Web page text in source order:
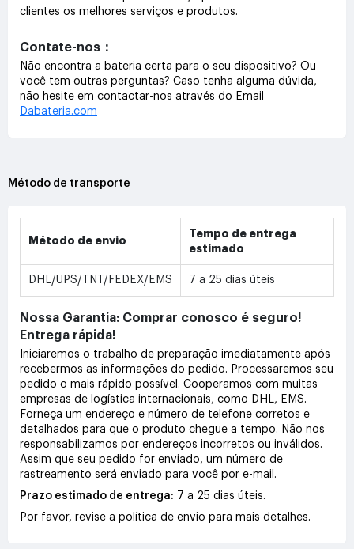
clientes os melhores serviços e produtos.
Contate-nos：
Não encontra a bateria certa para o seu dispositivo? Ou
você tem outras perguntas? Caso tenha alguma dúvida,
não hesite em contactar-nos através do Email
Dabateria.com
Método de transporte
Método de envio
Tempo de entrega
estimado
DHL/UPS/TNT/FEDEX/EMS 7 a 25 dias úteis
Nossa Garantia: Comprar conosco é seguro!
Entrega rápida!
Iniciaremos o trabalho de preparação imediatamente após
recebermos as informações do pedido. Processaremos seu
pedido o mais rápido possível. Cooperamos com muitas
empresas de logística internacionais, como DHL, EMS.
Forneça um endereço e número de telefone corretos e
detalhados para que o produto chegue a tempo. Não nos
responsabilizamos por endereços incorretos ou inválidos.
Assim que seu pedido for enviado, um número de
rastreamento será enviado para você por e-mail.
Prazo estimado de entrega: 7 a 25 dias úteis.
Por favor, revise a política de envio para mais detalhes.